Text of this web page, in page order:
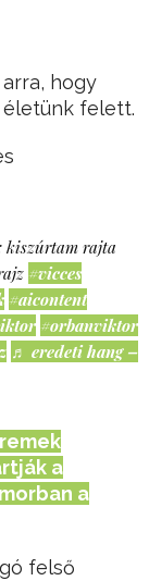
hogy
életünk felett.
kiszúrtam rajta
#vicces
#aicontent
#orbanviktor
♬ eredeti hang –
a
a
felső